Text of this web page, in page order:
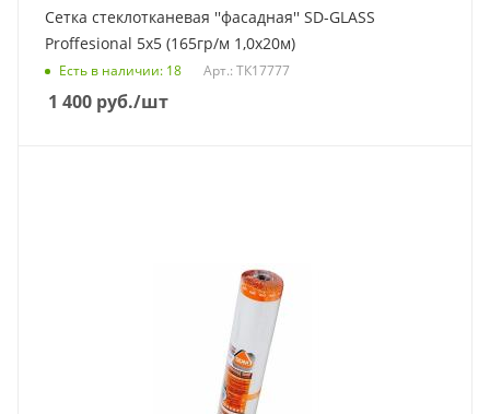
Сетка стеклотканевая ''фасадная'' SD-GLASS
Proffesional 5х5 (165гр/м 1,0х20м)
Есть в наличии: 18 Арт.: ТК17777
1 400 руб./шт